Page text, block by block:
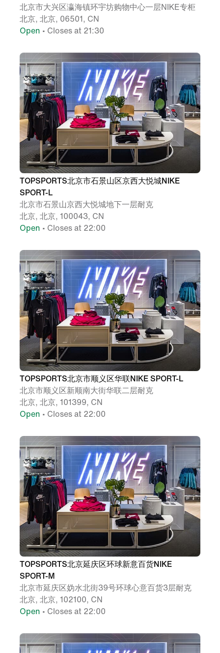
北京市大兴区瀛海镇环宇坊购物中心一层NIKE专柜
北京, 北京, 06501, CN
Open • Closes at 21:30
TOPSPORTS北京市石景山区京西大悦城NIKE
SPORT-L
北京市石景山京西大悦城地下一层耐克
北京, 北京, 100043, CN
Open • Closes at 22:00
TOPSPORTS北京市顺义区华联NIKE SPORT-L
北京市顺义区新顺南大街华联二层耐克
北京, 北京, 101399, CN
Open • Closes at 22:00
TOPSPORTS北京延庆区环球新意百货NIKE
SPORT-M
北京市延庆区妫水北街39号环球心意百货3层耐克
北京, 北京, 102100, CN
Open • Closes at 22:00